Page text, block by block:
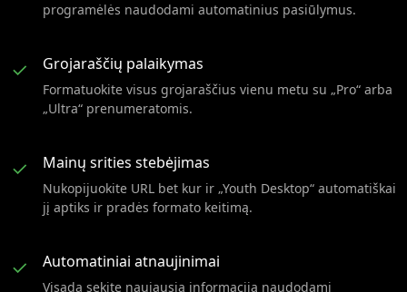
programėlės naudodami automatinius pasiūlymus.
✓ Grojaraščių palaikymas
Formatuokite visus grojaraščius vienu metu su „Pro“ arba
„Ultra“ prenumeratomis.
✓ Mainų srities stebėjimas
Nukopijuokite URL bet kur ir „Youth Desktop“ automatiškai
jį aptiks ir pradės formato keitimą.
✓ Automatiniai atnaujinimai
Visada sekite naujausią informaciją naudodami